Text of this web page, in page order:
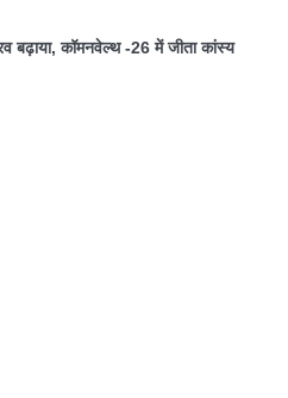
बढ़ाया, कॉमनवेल्थ -26 में जीता कांस्य